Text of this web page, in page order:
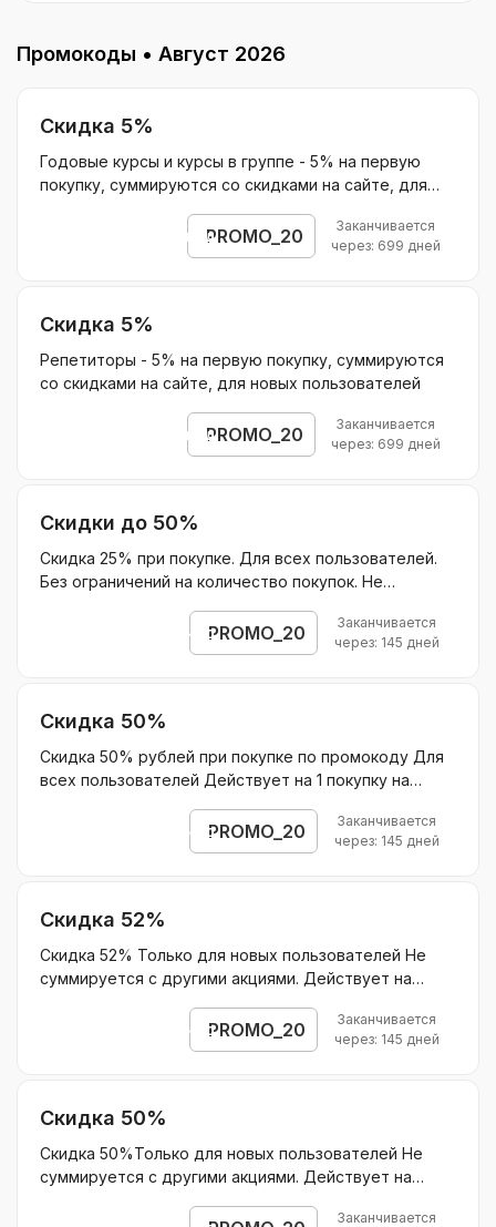
Промокоды • Август 2026
Скидка 5%
Годовые курсы и курсы в группе - 5% на первую
покупку, суммируются со скидками на сайте, для
PROMO_20
Открыть промокод
Заканчивается
через: 699 дней
Скидка 5%
Репетиторы - 5% на первую покупку, суммируются
со скидками на сайте, для новых пользователей
PROMO_20
Открыть промокод
Заканчивается
через: 699 дней
Скидки до 50%
Скидка 25% при покупке. Для всех пользователей.
Без ограничений на количество покупок. Не
оплату нового учебного года в домашней школе
PROMO_20
Открыть промокод
Заканчивается
через: 145 дней
Скидка 50%
Скидка 50% рублей при покупке по промокоду Для
всех пользователей Действует на 1 покупку на
на продление подписки в последующие месяцы
Действует на курсы по подписке для подготовки к
PROMO_20
Открыть промокод
Заканчивается
через: 145 дней
Скидка 52%
Скидка 52% Только для новых пользователей Не
суммируется с другими акциями. Действует на
Без ограничения скидки.PROMO_20
Открыть промокод
Заканчивается
через: 145 дней
Скидка 50%
Скидка 50%Только для новых пользователей Не
суммируется с другими акциями. Действует на
Не действует на ОГЭ и ЕГЭБез ограничения скидки.
Заканчивается